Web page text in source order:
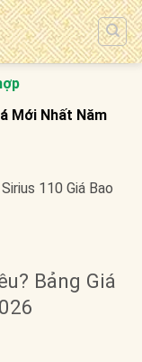
Mới Nhất Năm
110 Giá Bao
Bảng Giá